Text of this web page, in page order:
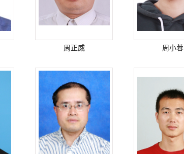
周正威 周小蓉